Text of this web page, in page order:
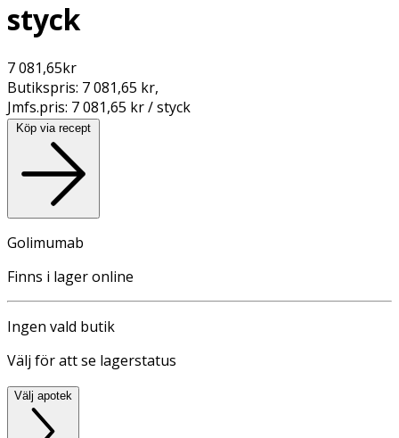
styck
7 081,65kr
Butikspris: 7 081,65 kr,
Jmfs.pris: 7 081,65 kr / styck
Köp via recept
Golimumab
Finns i lager online
Ingen vald butik
Välj för att se lagerstatus
Välj apotek